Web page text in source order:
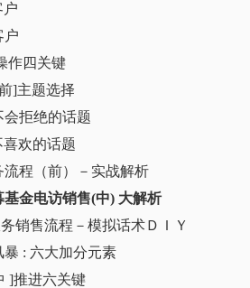
户
户
作四关键
]主题选择
会拒绝的话题
欢的话题
流程（前）－实战解析
基金电访销售(中) 大解析
销售流程－模拟话术ＤＩＹ
暴 : 六大加分元素
]推进六关键